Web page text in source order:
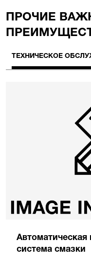
ПРОЧИЕ
ТЕХНИЧЕСКОЕ
Автоматическая
система смазки